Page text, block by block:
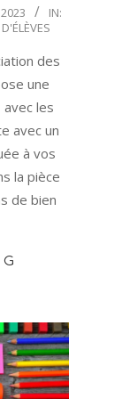
IN:
des
une
les
avec un
à vos
la pièce
de bien